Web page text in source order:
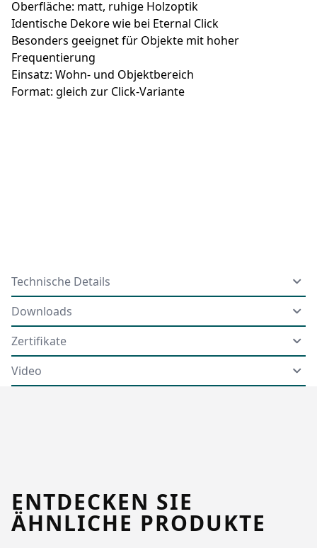
Oberfläche: matt, ruhige Holzoptik
Identische Dekore wie bei Eternal Click
Besonders geeignet für Objekte mit hoher
Frequentierung
Einsatz: Wohn- und Objektbereich
Format: gleich zur Click-Variante
Technische Details
Downloads
Zertifikate
Video
ENTDECKEN SIE
ÄHNLICHE PRODUKTE